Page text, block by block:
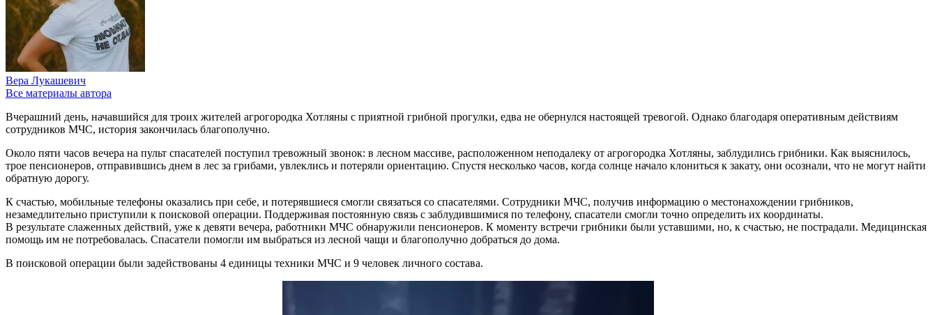
Вера Лукашевич
Все материалы автора
Вчерашний день, начавшийся для троих жителей агрогородка Хотляны с приятной грибной прогулки, едва не обернулся настоящей тревогой. Однако благодаря оперативным действиям
сотрудников МЧС, история закончилась благополучно.
Около пяти часов вечера на пульт спасателей поступил тревожный звонок: в лесном массиве, расположенном неподалеку от агрогородка Хотляны, заблудились грибники. Как выяснилось,
трое пенсионеров, отправившись днем в лес за грибами, увлеклись и потеряли ориентацию. Спустя несколько часов, когда солнце начало клониться к закату, они осознали, что не могут найти
обратную дорогу.
К счастью, мобильные телефоны оказались при себе, и потерявшиеся смогли связаться со спасателями. Сотрудники МЧС, получив информацию о местонахождении грибников,
незамедлительно приступили к поисковой операции. Поддерживая постоянную связь с заблудившимися по телефону, спасатели смогли точно определить их координаты.
В результате слаженных действий, уже к девяти вечера, работники МЧС обнаружили пенсионеров. К моменту встречи грибники были уставшими, но, к счастью, не пострадали. Медицинская
помощь им не потребовалась. Спасатели помогли им выбраться из лесной чащи и благополучно добраться до дома.
В поисковой операции были задействованы 4 единицы техники МЧС и 9 человек личного состава.